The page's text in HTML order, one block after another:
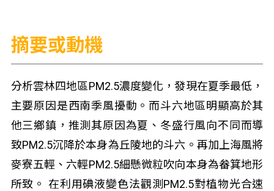
摘要或動機
分析雲林四地區PM2.5濃度變化，發現在夏季最低，
主要原因是西南季風擾動。而斗六地區明顯高於其
他三鄉鎮，推測其原因為夏、冬盛行風向不同而導
致PM2.5沉降於本身為丘陵地的斗六。再加上海風將
麥寮五輕、六輕PM2.5細懸微粒吹向本身為畚箕地形
所致。 在利用碘液變色法觀測PM2.5對植物光合速